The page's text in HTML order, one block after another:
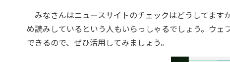
みなさんはニュースサイトのチェックはどうしてま
め読みしているという人もいらっしゃるでしょう。ウ
できるので、ぜひ活用してみましょう。